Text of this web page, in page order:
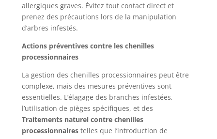
allergiques graves. Évitez tout contact direct et
prenez des précautions lors de la manipulation
d’arbres infestés.
Actions préventives contre les chenilles
processionnaires
La gestion des chenilles processionnaires peut être
complexe, mais des mesures préventives sont
essentielles. L’élagage des branches infestées,
l’utilisation de pièges spécifiques, et des
Traitements naturel contre chenilles
processionnairestelles que l’introduction de